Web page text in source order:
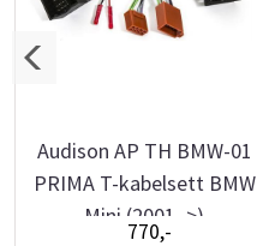
Audison AP TH BMW-01
PRIMA T-kabelsett BMW
Mini (2001–>)
770,-